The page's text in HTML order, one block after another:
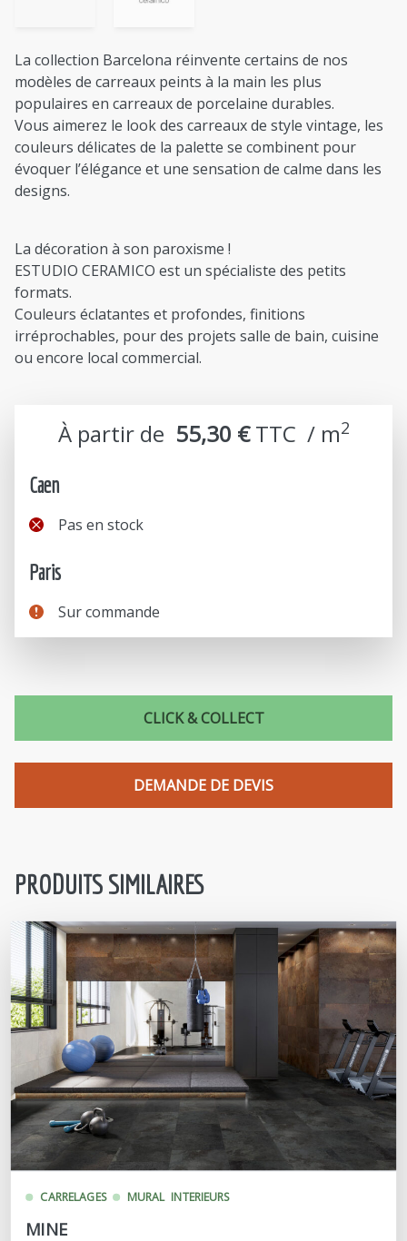
La collection Barcelona réinvente certains de nos
modèles de carreaux peints à la main les plus
populaires en carreaux de porcelaine durables.
Vous aimerez le look des carreaux de style vintage, les
couleurs délicates de la palette se combinent pour
évoquer l’élégance et une sensation de calme dans les
designs.
La décoration à son paroxisme !
ESTUDIO CERAMICO est un spécialiste des petits
formats.
Couleurs éclatantes et profondes, finitions
irréprochables, pour des projets salle de bain, cuisine
ou encore local commercial.
À partir de 55,30 €TTC  / m2
Caen
Pas en stock
Paris
Sur commande
CLICK & COLLECT
DEMANDE DE DEVIS
PRODUITS SIMILAIRES
CARRELAGES MURAL INTERIEURS
MINE